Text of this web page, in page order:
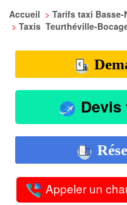
Accueil > Tarifs taxi Basse-
> Taxis Teurthéville-
Appeler un